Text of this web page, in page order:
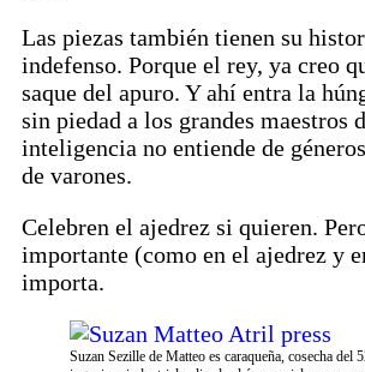
Las piezas también tienen su
indefenso. Porque el rey, ya creo
saque del apuro. Y ahí entra la
sin piedad a los grandes
inteligencia no entiende de
de varones.
Celebren el ajedrez si quieren.
importante (como en el ajedrez y
importa.
Suzan Sezille de Matteo es caraqueña, cosecha del